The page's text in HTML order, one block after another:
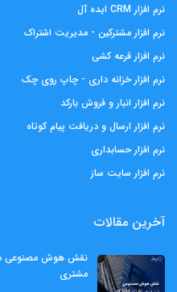
نرم افزار CRM ایده آل
نرم افزار مشترکین - مدیریت اشتراک
نرم افزار قرعه کشی
نرم افزار خزانه داری - چاپ روی چک
نرم افزار انبار و فروش بارکد
نرم افزار ارسال و دریافت پیام کوتاه
نرم افزار حسابداری
نرم افزار سایت ساز
آخرین مقالات
مشتری